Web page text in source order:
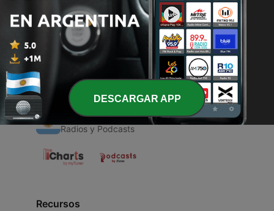
1 - Bonanza
24 mayo 2021
Radios Argentinas
Radios y Podcasts
Recursos
DESCARGAR APP